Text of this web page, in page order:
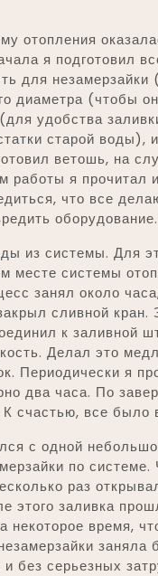
отопления
я подготовил
для
диаметра (чтобы
удобства
старой воды),
ветошь, на
работы я прочитал
что все
оборудование.
из системы. Для
месте системы
занял около
сливной кран.
к заливной
Делал это
Периодически я
два часа. По
К счастью, все
с одной
по
раз
этого заливка
некоторое время,
без серьезных